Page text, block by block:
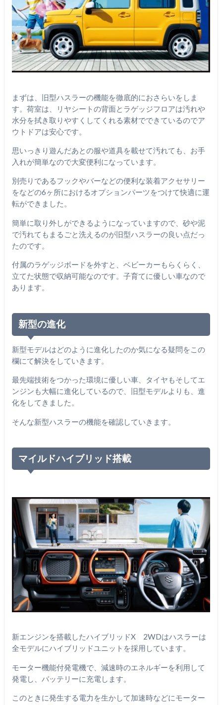
まずは、旧型ハスラーの機能を徹底的におさらいをしま
す。荷室は、リヤシートの背面とラゲッジフロアは汚れや
水分を拭き取りやすくしてくれる素材でできているのでア
ウトドアは安心です。
思いっきり遊んだあとの服や道具を載せて汚れても、お手
入れが簡単なので大変便利になっています。
別売りであるフックやバーなどの便利な装着アクセサリー
をなどの6ヶ所におけるオプションパーツをつけて快適に運
転ができました。
簡単に取り外しができるようになっていますので、砂や泥
で汚れてもまるごと洗えるのが旧型ハスラーの良い点だっ
たのです。
付属のラゲッジボードを外すと、ベビーカーもらくらく、
立てた状態で収納可能なのです。子育てに優しい車なので
あります。
新型の進化
新型モデルはどのように進化したのか気になる疑問をこの
欄にて解決をしていきます。
最先端技術をつかった環境に優しい車、タイヤもそしてエ
ンジンも大幅に進化しているので、旧型モデルよりも、進
化をしてきました。
そんな新型ハスラーの機能を確認していきます。
マイルドハイブリッド搭載
新エンジンを搭載したハイブリッドX 2WDはハスラーは
全モデルにハイブリッドユニットを採用しています。
モーター機能付発電機で、減速時のエネルギーを利用して
発電し、バッテリーに充電します。
このときに発生する電力を生かして加速時などにモーター